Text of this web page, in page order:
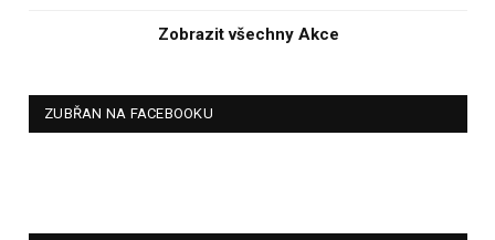
Zobrazit všechny Akce
ZUBŘAN NA FACEBOOKU